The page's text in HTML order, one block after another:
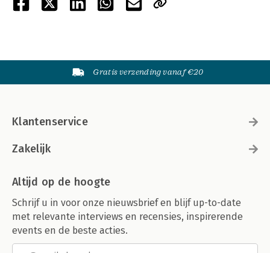
Gratis verzending vanaf €20
Klantenservice
Zakelijk
Altijd op de hoogte
Schrijf u in voor onze nieuwsbrief en blijf up-to-date
met relevante interviews en recensies, inspirerende
events en de beste acties.